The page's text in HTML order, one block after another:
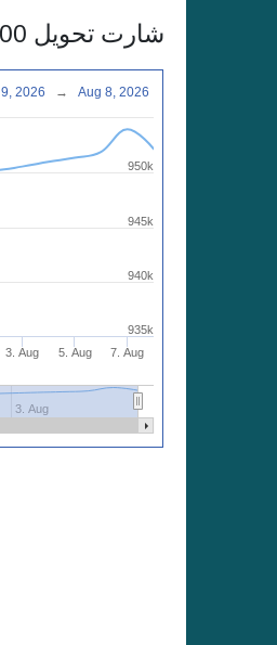
شارت تحويل 20000 دولار أمريكي إلى الليرة التركية
3. Aug 5. Aug 7. Aug
3. Aug
935k
940k
945k
950k
Jul 9, 2026 → Aug 8, 2026